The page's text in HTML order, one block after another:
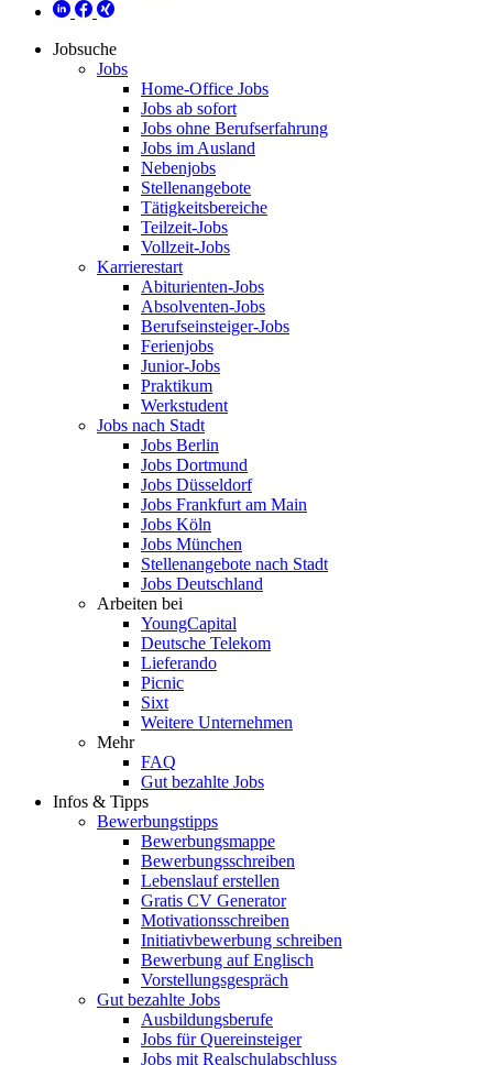
Jobsuche
Jobs
Home-Office Jobs
Jobs ab sofort
Jobs ohne Berufserfahrung
Jobs im Ausland
Nebenjobs
Stellenangebote
Tätigkeitsbereiche
Teilzeit-Jobs
Vollzeit-Jobs
Karrierestart
Abiturienten-Jobs
Absolventen-Jobs
Berufseinsteiger-Jobs
Ferienjobs
Junior-Jobs
Praktikum
Werkstudent
Jobs nach Stadt
Jobs Berlin
Jobs Dortmund
Jobs Düsseldorf
Jobs Frankfurt am Main
Jobs Köln
Jobs München
Stellenangebote nach Stadt
Jobs Deutschland
Arbeiten bei
YoungCapital
Deutsche Telekom
Lieferando
Picnic
Sixt
Weitere Unternehmen
Mehr
FAQ
Gut bezahlte Jobs
Infos & Tipps
Bewerbungstipps
Bewerbungsmappe
Bewerbungsschreiben
Lebenslauf erstellen
Gratis CV Generator
Motivationsschreiben
Initiativbewerbung schreiben
Bewerbung auf Englisch
Vorstellungsgespräch
Gut bezahlte Jobs
Ausbildungsberufe
Jobs für Quereinsteiger
Jobs mit Realschulabschluss